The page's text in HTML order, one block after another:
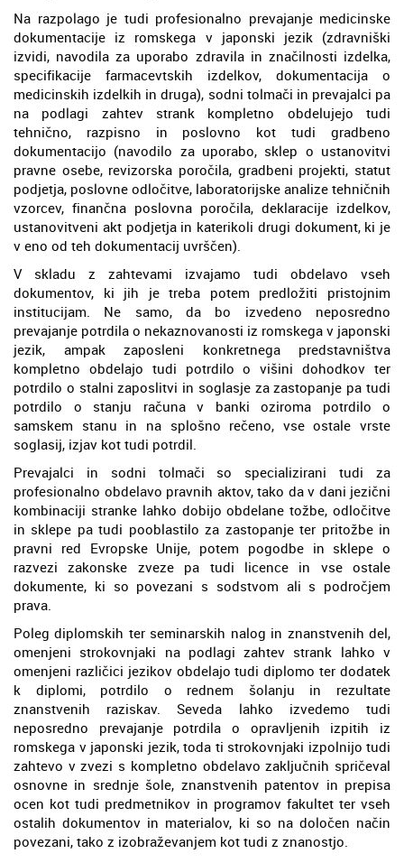
Na razpolago je tudi profesionalno prevajanje medicinske
dokumentacije iz romskega v japonski jezik (zdravniški
izvidi, navodila za uporabo zdravila in značilnosti izdelka,
specifikacije farmacevtskih izdelkov, dokumentacija o
medicinskih izdelkih in druga), sodni tolmači in prevajalci pa
na podlagi zahtev strank kompletno obdelujejo tudi
tehnično, razpisno in poslovno kot tudi gradbeno
dokumentacijo (navodilo za uporabo, sklep o ustanovitvi
pravne osebe, revizorska poročila, gradbeni projekti, statut
podjetja, poslovne odločitve, laboratorijske analize tehničnih
vzorcev, finančna poslovna poročila, deklaracije izdelkov,
ustanovitveni akt podjetja in katerikoli drugi dokument, ki je
v eno od teh dokumentacij uvrščen).
V skladu z zahtevami izvajamo tudi obdelavo vseh
dokumentov, ki jih je treba potem predložiti pristojnim
institucijam. Ne samo, da bo izvedeno neposredno
prevajanje potrdila o nekaznovanosti iz romskega v japonski
jezik, ampak zaposleni konkretnega predstavništva
kompletno obdelajo tudi potrdilo o višini dohodkov ter
potrdilo o stalni zaposlitvi in soglasje za zastopanje pa tudi
potrdilo o stanju računa v banki oziroma potrdilo o
samskem stanu in na splošno rečeno, vse ostale vrste
soglasij, izjav kot tudi potrdil.
Prevajalci in sodni tolmači so specializirani tudi za
profesionalno obdelavo pravnih aktov, tako da v dani jezični
kombinaciji stranke lahko dobijo obdelane tožbe, odločitve
in sklepe pa tudi pooblastilo za zastopanje ter pritožbe in
pravni red Evropske Unije, potem pogodbe in sklepe o
razvezi zakonske zveze pa tudi licence in vse ostale
dokumente, ki so povezani s sodstvom ali s področjem
prava.
Poleg diplomskih ter seminarskih nalog in znanstvenih del,
omenjeni strokovnjaki na podlagi zahtev strank lahko v
omenjeni različici jezikov obdelajo tudi diplomo ter dodatek
k diplomi, potrdilo o rednem šolanju in rezultate
znanstvenih raziskav. Seveda lahko izvedemo tudi
neposredno prevajanje potrdila o opravljenih izpitih iz
romskega v japonski jezik, toda ti strokovnjaki izpolnijo tudi
zahtevo v zvezi s kompletno obdelavo zaključnih spričeval
osnovne in srednje šole, znanstvenih patentov in prepisa
ocen kot tudi predmetnikov in programov fakultet ter vseh
ostalih dokumentov in materialov, ki so na določen način
povezani, tako z izobraževanjem kot tudi z znanostjo.